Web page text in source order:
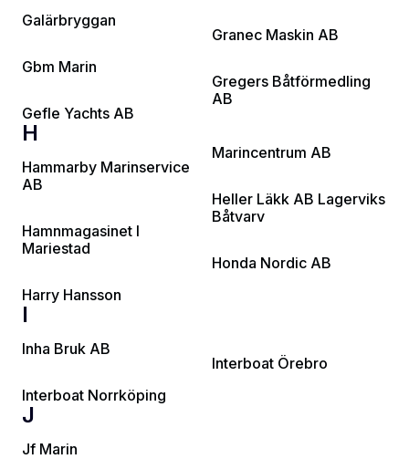
Galärbryggan
Gbm Marin
Gefle Yachts AB
Granec Maskin AB
Gregers Båtförmedling
AB
H
Hammarby Marinservice
AB
Hamnmagasinet I
Mariestad
Harry Hansson
Marincentrum AB
Heller Läkk AB Lagerviks
Båtvarv
Honda Nordic AB
I
Inha Bruk AB
Interboat Norrköping
Interboat Örebro
J
Jf Marin